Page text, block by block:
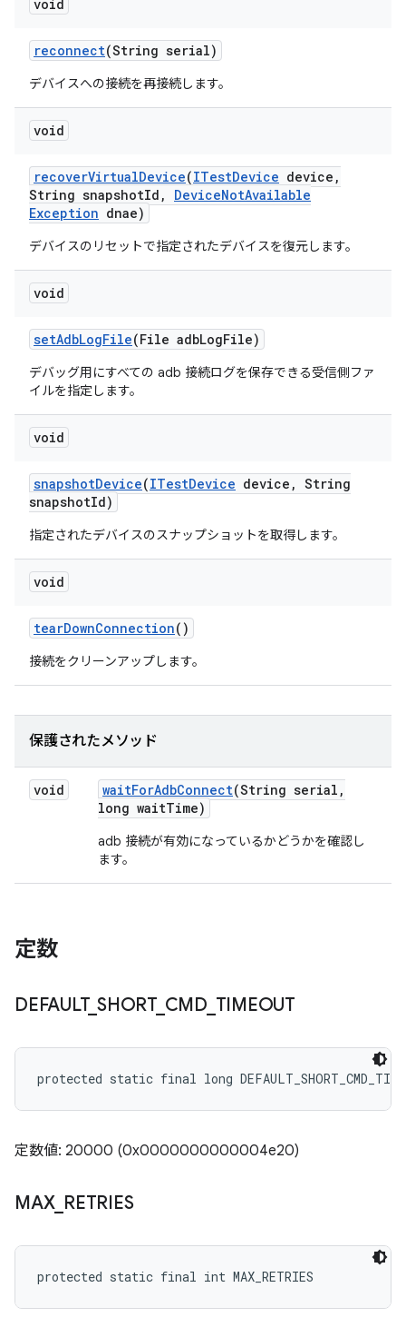
void
reconnect(String serial)
デバイスへの接続を再接続します。
void
recoverVirtualDevice(ITestDevice device ,
String snapshotId , DeviceNotAvailable
Exception dnae)
デバイスのリセットで指定されたデバイスを復元します。
void
setAdbLogFile(File adbLogFile)
デバッグ用にすべての adb 接続ログを保存できる受信側ファ
イルを指定します。
void
snapshotDevice(ITestDevice device , String
snapshotId)
指定されたデバイスのスナップショットを取得します。
void
tearDownConnection()
接続をクリーンアップします。
保護されたメソッド
void waitForAdbConnect(String serial ,
long waitTime)
adb 接続が有効になっているかどうかを確認し
ます。
定数
DEFAULT_ SHORT_ CMD_ TIMEOUT
protected static final long
定数値: 20000 (0x0000000000004e20)
MAX_ RETRIES
protected static final int MAX_RETRIES